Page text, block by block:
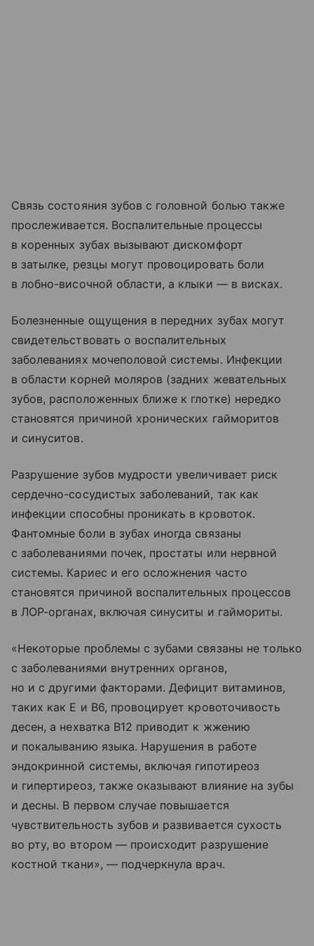
Связь состояния зубов с головной болью также
прослеживается. Воспалительные процессы
в коренных зубах вызывают дискомфорт
в затылке, резцы могут провоцировать боли
в лобно-височной области, а клыки — в висках.
Болезненные ощущения в передних зубах могут
свидетельствовать о воспалительных
заболеваниях мочеполовой системы. Инфекции
в области корней моляров (задних жевательных
зубов, расположенных ближе к глотке) нередко
становятся причиной хронических гайморитов
и синуситов.
Разрушение зубов мудрости увеличивает риск
сердечно-сосудистых заболеваний, так как
инфекции способны проникать в кровоток.
Фантомные боли в зубах иногда связаны
с заболеваниями почек, простаты или нервной
системы. Кариес и его осложнения часто
становятся причиной воспалительных процессов
в ЛОР-органах, включая синуситы и гаймориты.
«Некоторые проблемы с зубами связаны не только
с заболеваниями внутренних органов,
но и с другими факторами. Дефицит витаминов,
таких как Е и B6, провоцирует кровоточивость
десен, а нехватка B12 приводит к жжению
и покалыванию языка. Нарушения в работе
эндокринной системы, включая гипотиреоз
и гипертиреоз, также оказывают влияние на зубы
и десны. В первом случае повышается
чувствительность зубов и развивается сухость
во рту, во втором — происходит разрушение
костной ткани», — подчеркнула врач.